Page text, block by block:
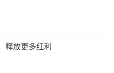
释放更多红利